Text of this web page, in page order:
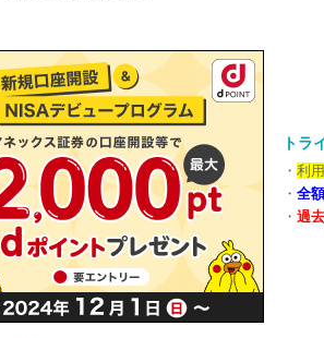
トラ
・ 利
・ 全
・ 過